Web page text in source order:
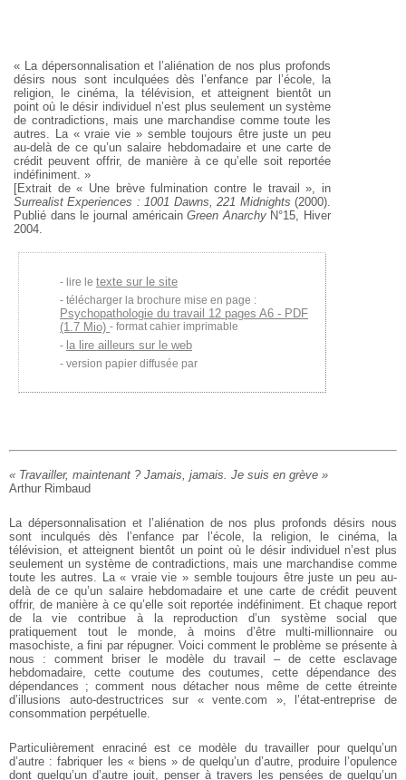
« La dépersonnalisation et l’aliénation de nos plus profonds
désirs nous sont inculquées dès l’enfance par l’école, la
religion, le cinéma, la télévision, et atteignent bientôt un
point où le désir individuel n’est plus seulement un système
de contradictions, mais une marchandise comme toute les
autres. La « vraie vie » semble toujours être juste un peu
au-delà de ce qu’un salaire hebdomadaire et une carte de
crédit peuvent offrir, de manière à ce qu’elle soit reportée
indéfiniment. »
[Extrait de « Une brève fulmination contre le travail », in
Surrealist Experiences : 1001 Dawns, 221 Midnights (2000).
Publié dans le journal américainGreen AnarchyN°15, Hiver
2004.
lire le texte sur le site
télécharger la brochure mise en page :
Psychopathologie du travail 12 pages A6 - PDF
(1.7 Mio) - format cahier imprimable
la lire ailleurs sur le web
version papier diffusée par
« Travailler, maintenant ? Jamais, jamais. Je suis en grève »
Arthur Rimbaud
La dépersonnalisation et l’aliénation de nos plus profonds désirs nous
sont inculqués dès l’enfance par l’école, la religion, le cinéma, la
télévision, et atteignent bientôt un point où le désir individuel n’est plus
seulement un système de contradictions, mais une marchandise comme
toute les autres. La « vraie vie » semble toujours être juste un peu au-
delà de ce qu’un salaire hebdomadaire et une carte de crédit peuvent
offrir, de manière à ce qu’elle soit reportée indéfiniment. Et chaque report
de la vie contribue à la reproduction d’un système social que
pratiquement tout le monde, à moins d’être multi-millionnaire ou
masochiste, a fini par répugner. Voici comment le problème se présente à
nous : comment briser le modèle du travail – de cette esclavage
hebdomadaire, cette coutume des coutumes, cette dépendance des
dépendances ; comment nous détacher nous même de cette étreinte
d’illusions auto-destructrices sur « vente.com », l’état-entreprise de
consommation perpétuelle.
Particulièrement enraciné est ce modèle du travailler pour quelqu’un
d’autre : fabriquer les « biens » de quelqu’un d’autre, produire l’opulence
dont quelqu’un d’autre jouit, penser à travers les pensées de quelqu’un